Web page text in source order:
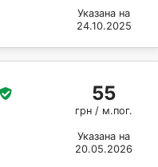
Указана на
24.10.2025
55
грн / м.пог.
Указана на
20.05.2026